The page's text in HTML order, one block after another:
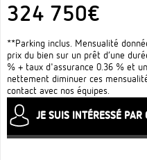
324 750€
**Parking inclus. Mensualité
prix du bien sur un prêt d’une
% + taux d'assurance 0.36 % et
nettement diminuer ces
contact avec nos équipes.
JE SUIS INTÉRESSÉ PAR